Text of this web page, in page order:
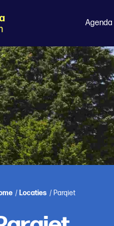
Agenda
/ Locaties / Parqiet